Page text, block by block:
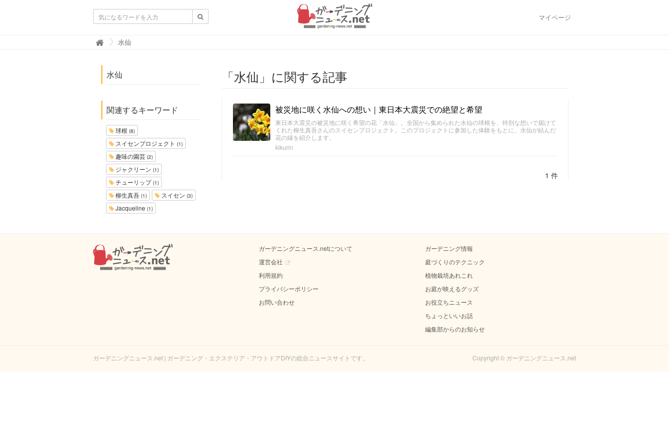
マイページ
ガーデニングニュース.net
水仙
水仙
関連するキーワード
球根 (8)
スイセンプロジェクト (1)
趣味の園芸 (2)
ジャクリーン (1)
チューリップ(1)
柳生真吾 (1) スイセン (3)
Jacqueline (1)
「水仙」に関する記事
被災地に咲く水仙への想い｜東日本大震災での絶望と希望
東日本大震災の被災地に咲く希望の花「水仙」。全国から集められた水仙の球根を、特別な想いで届けて
くれた柳生真吾さんのスイセンプロジェクト。このプロジェクトに参加した体験をもとに、水仙が結んだ
花の縁を紹介します。
kikurin
1 件
ガーデニングニュース.netについて
運営会社
利用規約
プライバシーポリシー
お問い合わせ
ガーデニング情報
庭づくりのテクニック
植物栽培あれこれ
お庭が映えるグッズ
お役立ちニュース
ちょっといいお話
編集部からのお知らせ
ガーデニングニュース.net | ガーデニング・エクステリア・アウトドアDIYの総合ニュースサイトです。 Copyright © ガーデニングニュース.net